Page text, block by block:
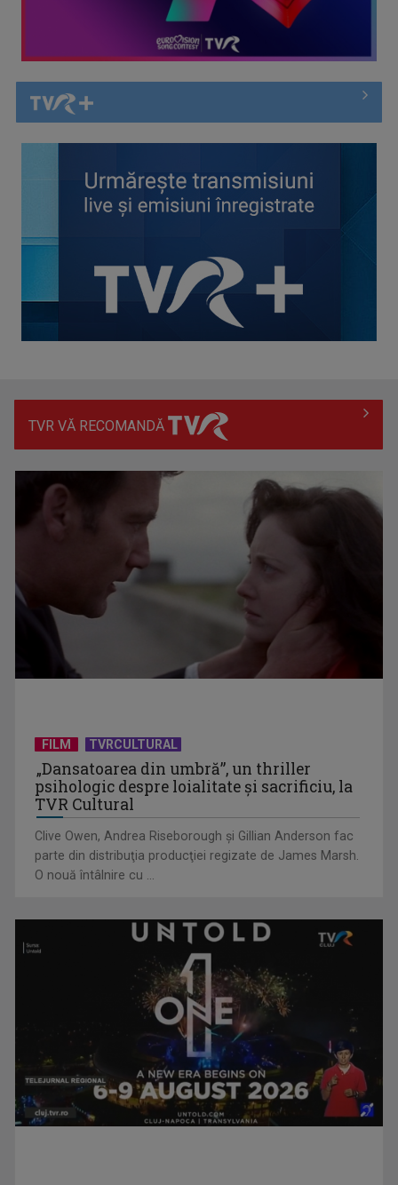
Spectacol total la TVR: David Popovici și tricolorii luptă
aniversat la TVR ...
în România”, un ...
Piesa „Inimă, nu fi de piatră” a Corinei Chiriac ia argintul în
TVR VĂ RECOMANDĂ
FILM TVRCULTURAL
„Dansatoarea din umbră”, un thriller
psihologic despre loialitate și sacrificiu, la
TVR Cultural
Clive Owen, Andrea Riseborough şi Gillian Anderson fac
parte din distribuţia producţiei regizate de James Marsh.
O nouă întâlnire cu ...